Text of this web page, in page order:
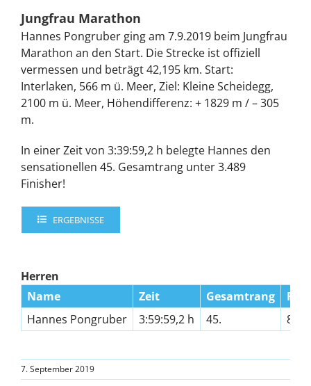
Jungfrau Marathon
Hannes Pongruber ging am 7.9.2019 beim Jungfrau
Marathon an den Start. Die Strecke ist offiziell
vermessen und beträgt 42,195 km. Start:
Interlaken, 566 m ü. Meer, Ziel: Kleine Scheidegg,
2100 m ü. Meer, Höhendifferenz: + 1829 m / – 305
m.
In einer Zeit von 3:39:59,2 h belegte Hannes den
sensationellen 45. Gesamtrang unter 3.489
Finisher!
ERGEBNISSE
Herren
Name
Zeit Gesamtrang
Hannes Pongruber
3:59:59,2 h 45. 8.
7. September 2019